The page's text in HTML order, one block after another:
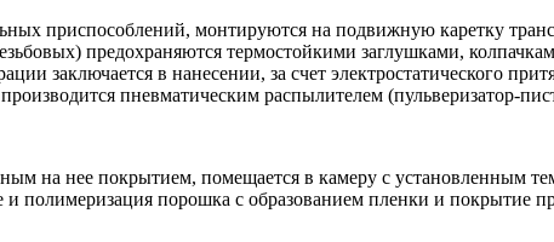
приспособлений, монтируются на подвижную каретку
предохраняются термостойкими заглушками,
заключается в нанесении, за счет электростатического
пневматическим распылителем (пульверизатор-
на нее покрытием, помещается в камеру с установленным
полимеризация порошка с образованием пленки и покрытие